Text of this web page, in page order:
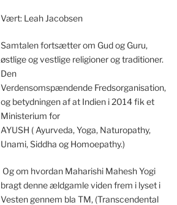
Vært: Leah Jacobsen
Samtalen fortsætter om Gud og Guru,
østlige og vestlige religioner og traditioner.
Den
Verdensomspændende Fredsorganisation,
og betydningen af at Indien i 2014 fik et
Ministerium for
AYUSH ( Ayurveda, Yoga, Naturopathy,
Unami, Siddha og Homoepathy.)
Og om hvordan Maharishi Mahesh Yogi
bragt denne ældgamle viden frem i lyset i
Vesten gennem bla TM, (Transcendental